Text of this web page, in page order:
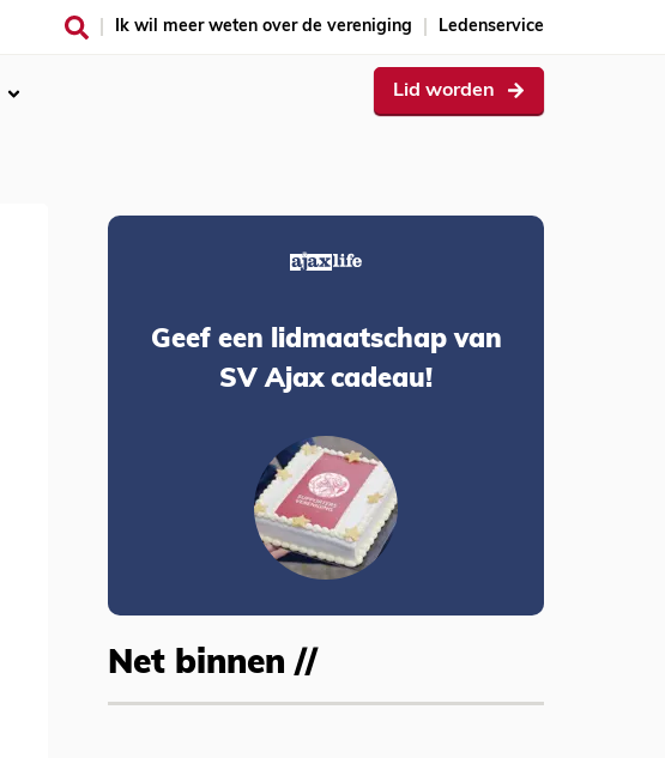
Ik wil meer weten over de vereniging Ledenservice
Lid worden
Geef een lidmaatschap van
SV Ajax cadeau!
Net binnen //